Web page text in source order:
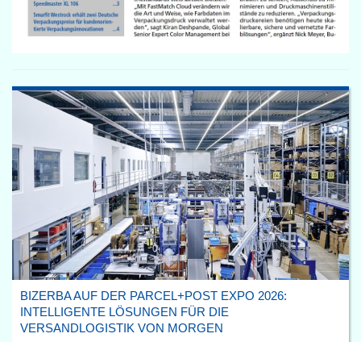
BIZERBA AUF DER PARCEL+POST EXPO 2026:
INTELLIGENTE LÖSUNGEN FÜR DIE
VERSANDLOGISTIK VON MORGEN